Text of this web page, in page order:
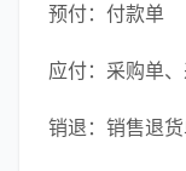
预付：付款单
应付：采购单
销退：销售退